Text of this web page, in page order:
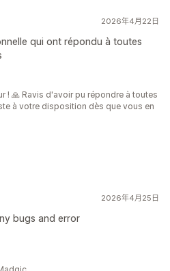
2026年4月22日
qui ont répondu à toutes
! 🙏 Ravis d'avoir pu répondre à toutes
à votre disposition dès que vous en
2026年4月25日
bugs and error